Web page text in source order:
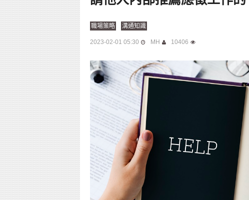
職場策略 溝通知識
2023-02-01 05:30 MH 10406